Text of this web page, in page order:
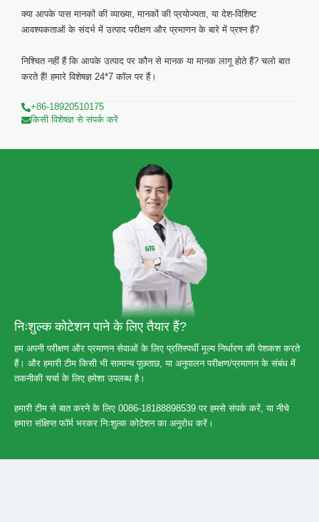
क्या आपके पास मानकों की व्याख्या, मानकों की प्रयोज्यता, या देश-विशिष्ट
आवश्यकताओं के संदर्भ में उत्पाद परीक्षण और प्रमाणन के बारे में प्रश्न हैं?
निश्चित नहीं हैं कि आपके उत्पाद पर कौन से मानक या मानक लागू होते हैं? चलो बात
करते हैं! हमारे विशेषज्ञ 24*7 कॉल पर हैं।
+86-18920510175
किसी विशेषज्ञ से संपर्क करें
निःशुल्क कोटेशन पाने के लिए तैयार हैं?
हम अपनी परीक्षण और प्रमाणन सेवाओं के लिए प्रतिस्पर्धी मूल्य निर्धारण की पेशकश करते
हैं। और हमारी टीम किसी भी सामान्य पूछताछ, या अनुपालन परीक्षण/प्रमाणन के संबंध में
तकनीकी चर्चा के लिए हमेशा उपलब्ध है।
हमारी टीम से बात करने के लिए 0086-18188898539 पर हमसे संपर्क करें, या नीचे
हमारा संक्षिप्त फॉर्म भरकर निःशुल्क कोटेशन का अनुरोध करें।